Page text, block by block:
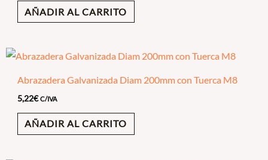
AÑADIR AL CARRITO
Abrazadera Galvanizada Diam 200mm con Tuerca M8
5,22€ C/IVA
AÑADIR AL CARRITO